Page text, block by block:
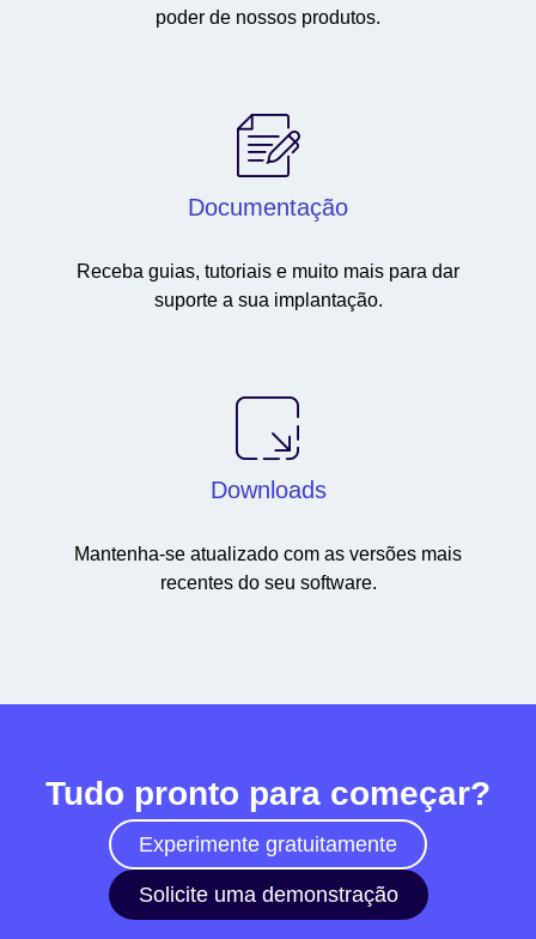
poder de nossos produtos.
Documentação
Receba guias, tutoriais e muito mais para dar
suporte a sua implantação.
Downloads
Mantenha-se atualizado com as versões mais
recentes do seu software.
Tudo pronto para começar?
Experimente gratuitamente
Solicite uma demonstração